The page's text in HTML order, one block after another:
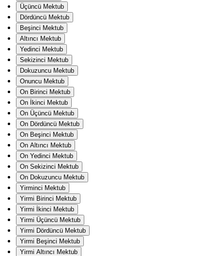
Üçüncü Mektub
Dördüncü Mektub
Beşinci Mektub
Altıncı Mektub
Yedinci Mektub
Sekizinci Mektub
Dokuzuncu Mektub
Onuncu Mektub
On Birinci Mektub
On İkinci Mektub
On Üçüncü Mektub
On Dördüncü Mektub
On Beşinci Mektub
On Altıncı Mektub
On Yedinci Mektub
On Sekizinci Mektub
On Dokuzuncu Mektub
Yirminci Mektub
Yirmi Birinci Mektub
Yirmi İkinci Mektub
Yirmi Üçüncü Mektub
Yirmi Dördüncü Mektub
Yirmi Beşinci Mektub
Yirmi Altıncı Mektub